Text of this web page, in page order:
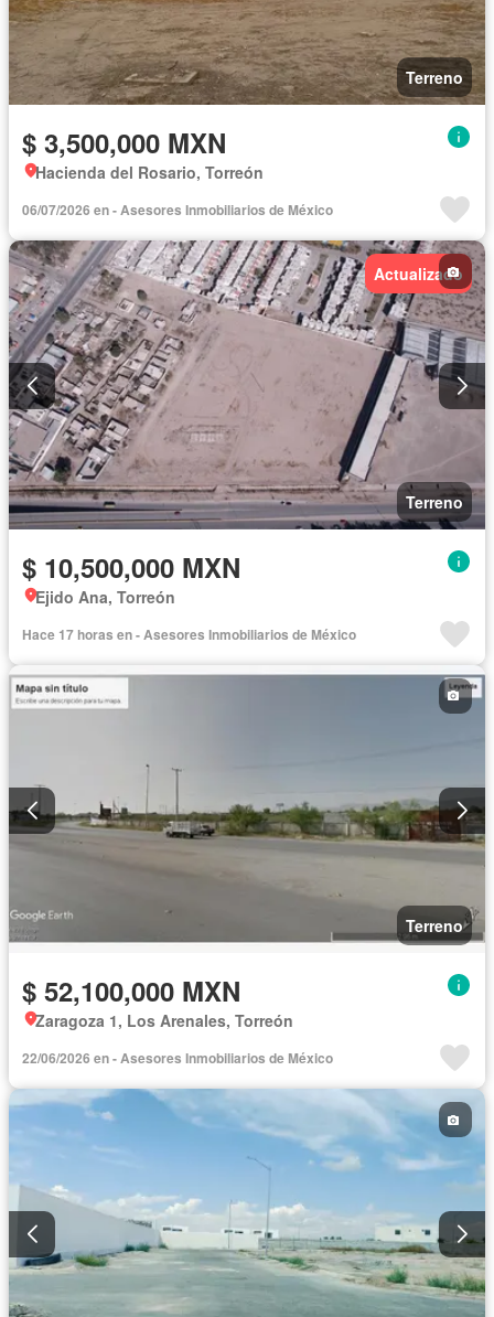
Terreno
$ 3,500,000 MXN
Hacienda del Rosario, Torreón
06/07/2026 en - Asesores Inmobiliarios de México
Actualizado
Terreno
$ 10,500,000 MXN
Ejido Ana, Torreón
Hace 17 horas en - Asesores Inmobiliarios de México
Terreno
$ 52,100,000 MXN
Zaragoza 1, Los Arenales, Torreón
22/06/2026 en - Asesores Inmobiliarios de México